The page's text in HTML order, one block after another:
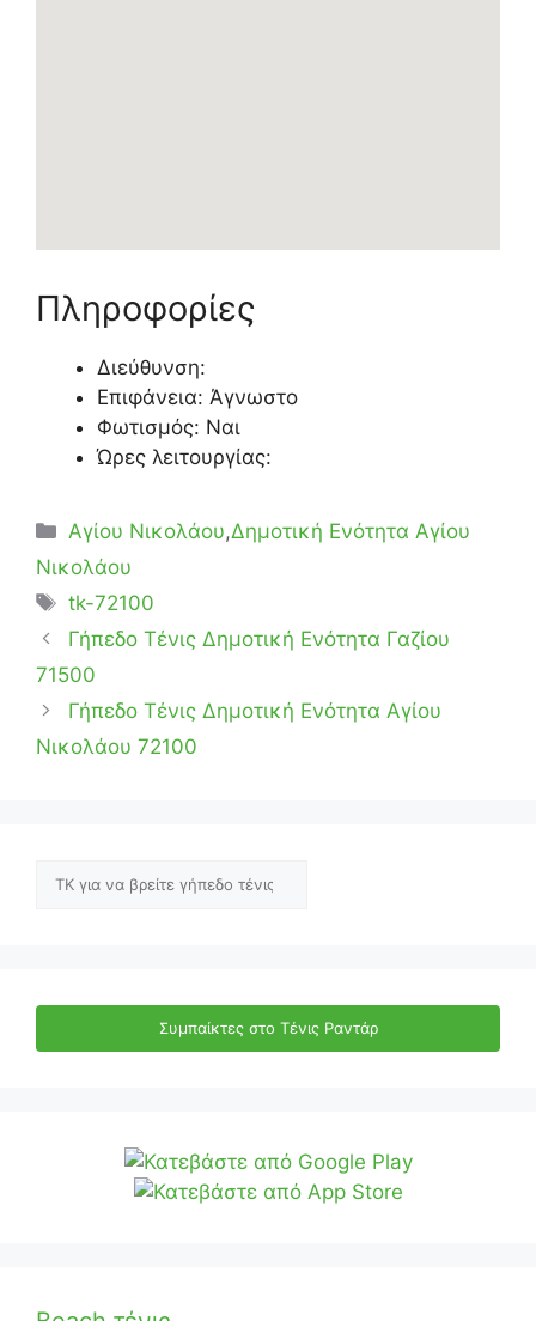
Πληροφορίες
Διεύθυνση:
Επιφάνεια: Άγνωστο
Φωτισμός: Ναι
Ώρες λειτουργίας:
Κατηγορίες
Αγίου Νικολάου,Δημοτική Ενότητα Αγίου
Νικολάου
Ετικέτες
tk-72100
Γήπεδο Τένις Δημοτική Ενότητα Γαζίου
71500
Γήπεδο Τένις Δημοτική Ενότητα Αγίου
Νικολάου 72100
Αναζήτηση
Συμπαίκτες στο Τένις Ραντάρ